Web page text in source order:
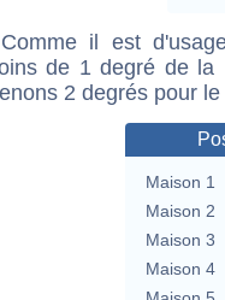
il est
de 1 degré de la
2 degrés pour
Maison 1
Maison 2
Maison 3
Maison 4